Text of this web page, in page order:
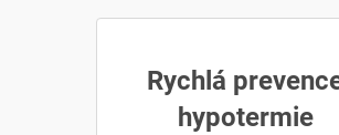
Rychlá
hypotermie